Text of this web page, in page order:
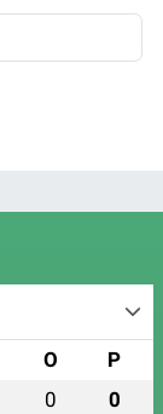
O P
0 0